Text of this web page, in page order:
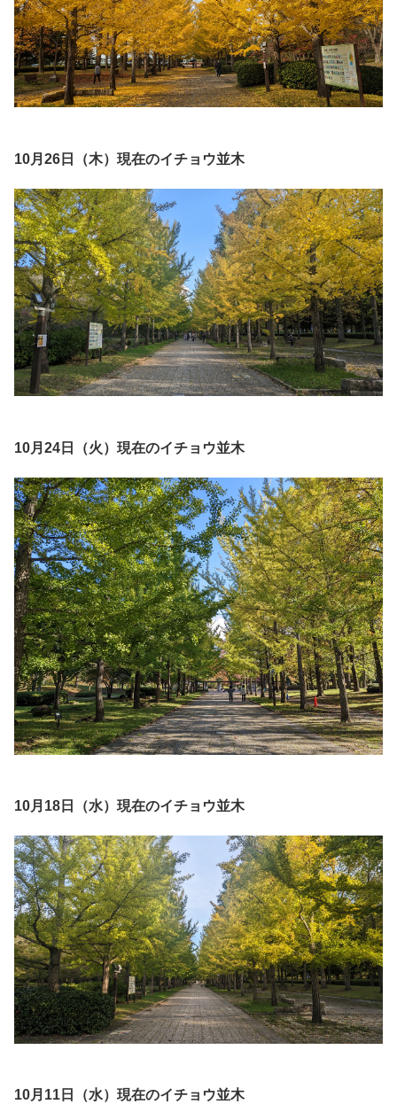
10月26日（木）現在のイチョウ並木
10月24日（火）現在のイチョウ並木
10月18日（水）現在のイチョウ並木
10月11日（水）現在のイチョウ並木